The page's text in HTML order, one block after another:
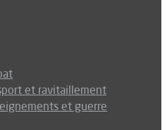
et ravitaillement
et guerre